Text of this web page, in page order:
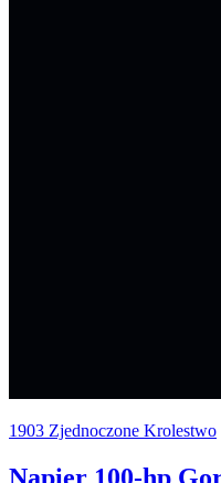
1903 Zjednoczone Krolestwo